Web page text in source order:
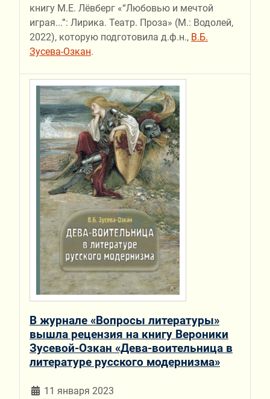
книгу М.Е. Лёвберг «“Любовью и мечтой
играя...”: Лирика. Театр. Проза» (М.: Водолей,
2022), которую подготовила д.ф.н., В.Б.
Зусева-Озкан.
В журнале «Вопросы литературы»
вышла рецензия на книгу Вероники
Зусевой-Озкан «Дева-воительница в
литературе русского модернизма»
11 января 2023